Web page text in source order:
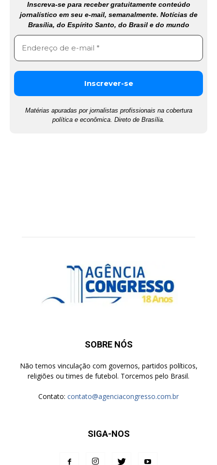
Inscreva-se para receber gratuitamente conteúdo
jornalístico em seu e-mail, semanalmente. Notícias de
Brasília, do Espírito Santo, do Brasil e do mundo
Matérias apuradas por jornalistas profissionais na cobertura
política e econômica. Direto de Brasília.
SOBRE NÓS
Não temos vinculação com governos, partidos políticos,
religiões ou times de futebol. Torcemos pelo Brasil.
Contato: contato@agenciacongresso.com.br
SIGA-NOS